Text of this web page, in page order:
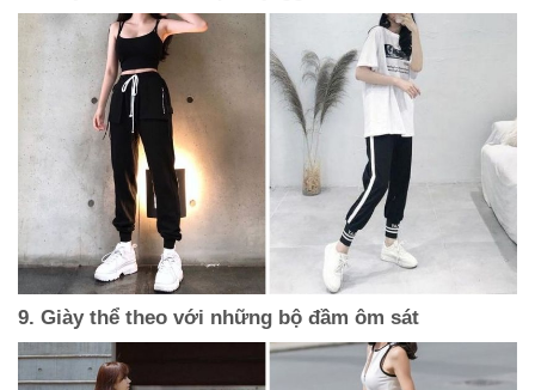
9. Giày thể theo với những bộ đầm ôm sát